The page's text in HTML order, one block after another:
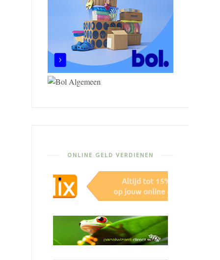
ONLINE GELD VERDIENEN